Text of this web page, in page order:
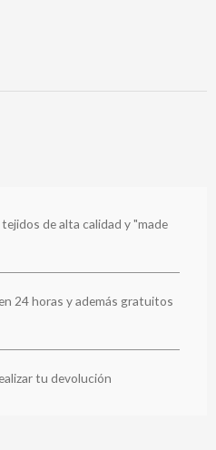
de alta calidad y "made
24 horas y además gratuitos
tu devolución